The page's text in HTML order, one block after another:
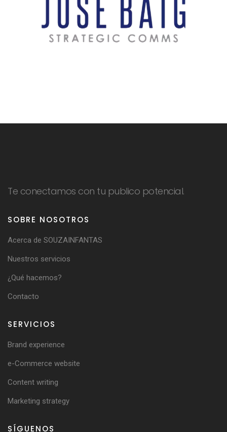
Te conectamos con tu publico potencial.
SOBRE NOSOTROS
Acerca de SOUZAINFANTAS
Nuestros servicios
¿Qué hacemos?
Contacto
SERVICIOS
Brand experience
e-Commerce website
Content writing
Marketing strategy
SÍGUENOS